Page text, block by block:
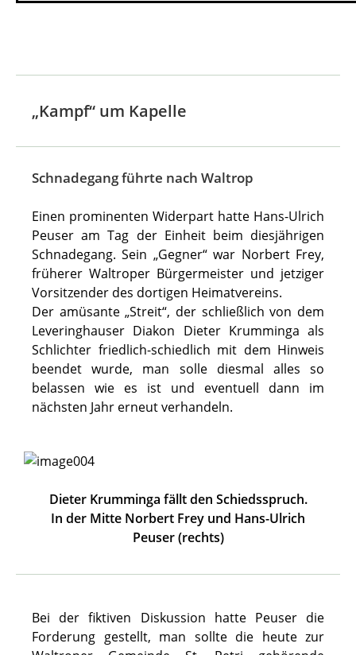
„Kampf“ um Kapelle
Schnadegang führte nach Waltrop
Einen prominenten Widerpart hatte Hans-Ulrich
Peuser am Tag der Einheit beim diesjährigen
Schnadegang. Sein „Gegner“ war Norbert Frey,
früherer Waltroper Bürgermeister und jetziger
Vorsitzender des dortigen Heimatvereins.
Der amüsante „Streit“, der schließlich von dem
Leveringhauser Diakon Dieter Krumminga als
Schlichter friedlich-schiedlich mit dem Hinweis
beendet wurde, man solle diesmal alles so
belassen wie es ist und eventuell dann im
nächsten Jahr erneut verhandeln.
Dieter Krumminga fällt den Schiedsspruch.
In der Mitte Norbert Frey und Hans-Ulrich
Peuser (rechts)
Bei der fiktiven Diskussion hatte Peuser die
Forderung gestellt, man sollte die heute zur